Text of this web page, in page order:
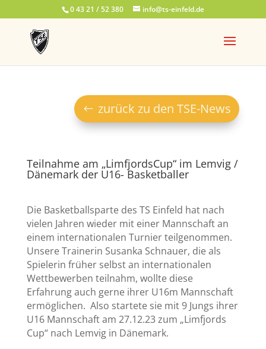
0 43 21 / 52 380 info@ts-einfeld.de
zurück zu den TSE-News
Teilnahme am „LimfjordsCup“ im Lemvig /
Dänemark der U16- Basketballer
Die Basketballsparte des TS Einfeld hat nach
vielen Jahren wieder mit einer Mannschaft an
einem internationalen Turnier teilgenommen.
Unsere Trainerin Susanka Schnauer, die als
Spielerin früher selbst an internationalen
Wettbewerben teilnahm, wollte diese
Erfahrung auch gerne ihrer U16m Mannschaft
ermöglichen. Also startete sie mit 9 Jungs ihrer
U16 Mannschaft am 27.12.23 zum „Limfjords
Cup“ nach Lemvig in Dänemark.